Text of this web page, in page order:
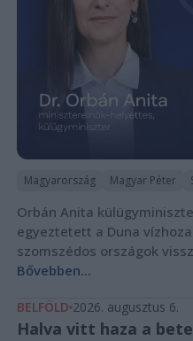
Magyarország Magyar Péter
Orbán Anita
egyeztetett a Duna
szomszédos országok
Bővebben...
BELFÖLD 2026. augusztus 6.
Halva vitt haza a